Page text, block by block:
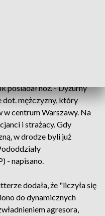
posiadał nóż. - Dyżurny
dot. mężczyzny, który
w centrum Warszawy. Na
i strażacy. Gdy
w drodze byli już
- napisano.
dodała, że "liczyła się
do dynamicznych
agresora,